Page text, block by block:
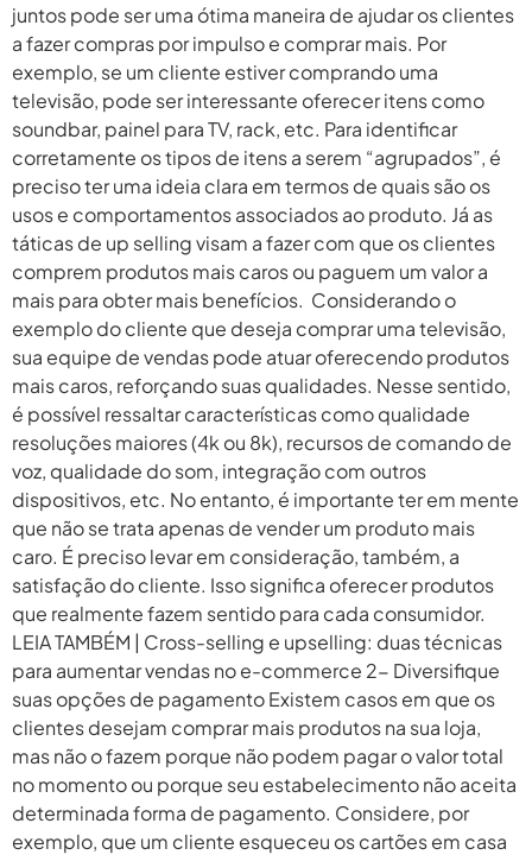
juntos pode ser uma ótima maneira de ajudar os clientes
a fazer compras por impulso e comprar mais. Por
exemplo, se um cliente estiver comprando uma
televisão, pode ser interessante oferecer itens como
soundbar, painel para TV, rack, etc. Para identificar
corretamente os tipos de itens a serem “agrupados”, é
preciso ter uma ideia clara em termos de quais são os
usos e comportamentos associados ao produto. Já as
táticas de up selling visam a fazer com que os clientes
comprem produtos mais caros ou paguem um valor a
mais para obter mais benefícios. Considerando o
exemplo do cliente que deseja comprar uma televisão,
sua equipe de vendas pode atuar oferecendo produtos
mais caros, reforçando suas qualidades. Nesse sentido,
é possível ressaltar características como qualidade
resoluções maiores (4k ou 8k), recursos de comando de
voz, qualidade do som, integração com outros
dispositivos, etc. No entanto, é importante ter em mente
que não se trata apenas de vender um produto mais
caro. É preciso levar em consideração, também, a
satisfação do cliente. Isso significa oferecer produtos
que realmente fazem sentido para cada consumidor.
LEIA TAMBÉM | Cross-selling e upselling: duas técnicas
para aumentar vendas no e-commerce 2- Diversifique
suas opções de pagamento Existem casos em que os
clientes desejam comprar mais produtos na sua loja,
mas não o fazem porque não podem pagar o valor total
no momento ou porque seu estabelecimento não aceita
determinada forma de pagamento. Considere, por
exemplo, que um cliente esqueceu os cartões em casa